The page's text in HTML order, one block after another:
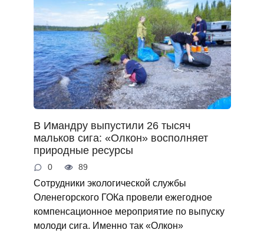
В Имандру выпустили 26 тысяч
мальков сига: «Олкон» восполняет
природные ресурсы
0 89
Сотрудники экологической службы
Оленегорского ГОКа провели ежегодное
компенсационное мероприятие по выпуску
молоди сига. Именно так «Олкон»